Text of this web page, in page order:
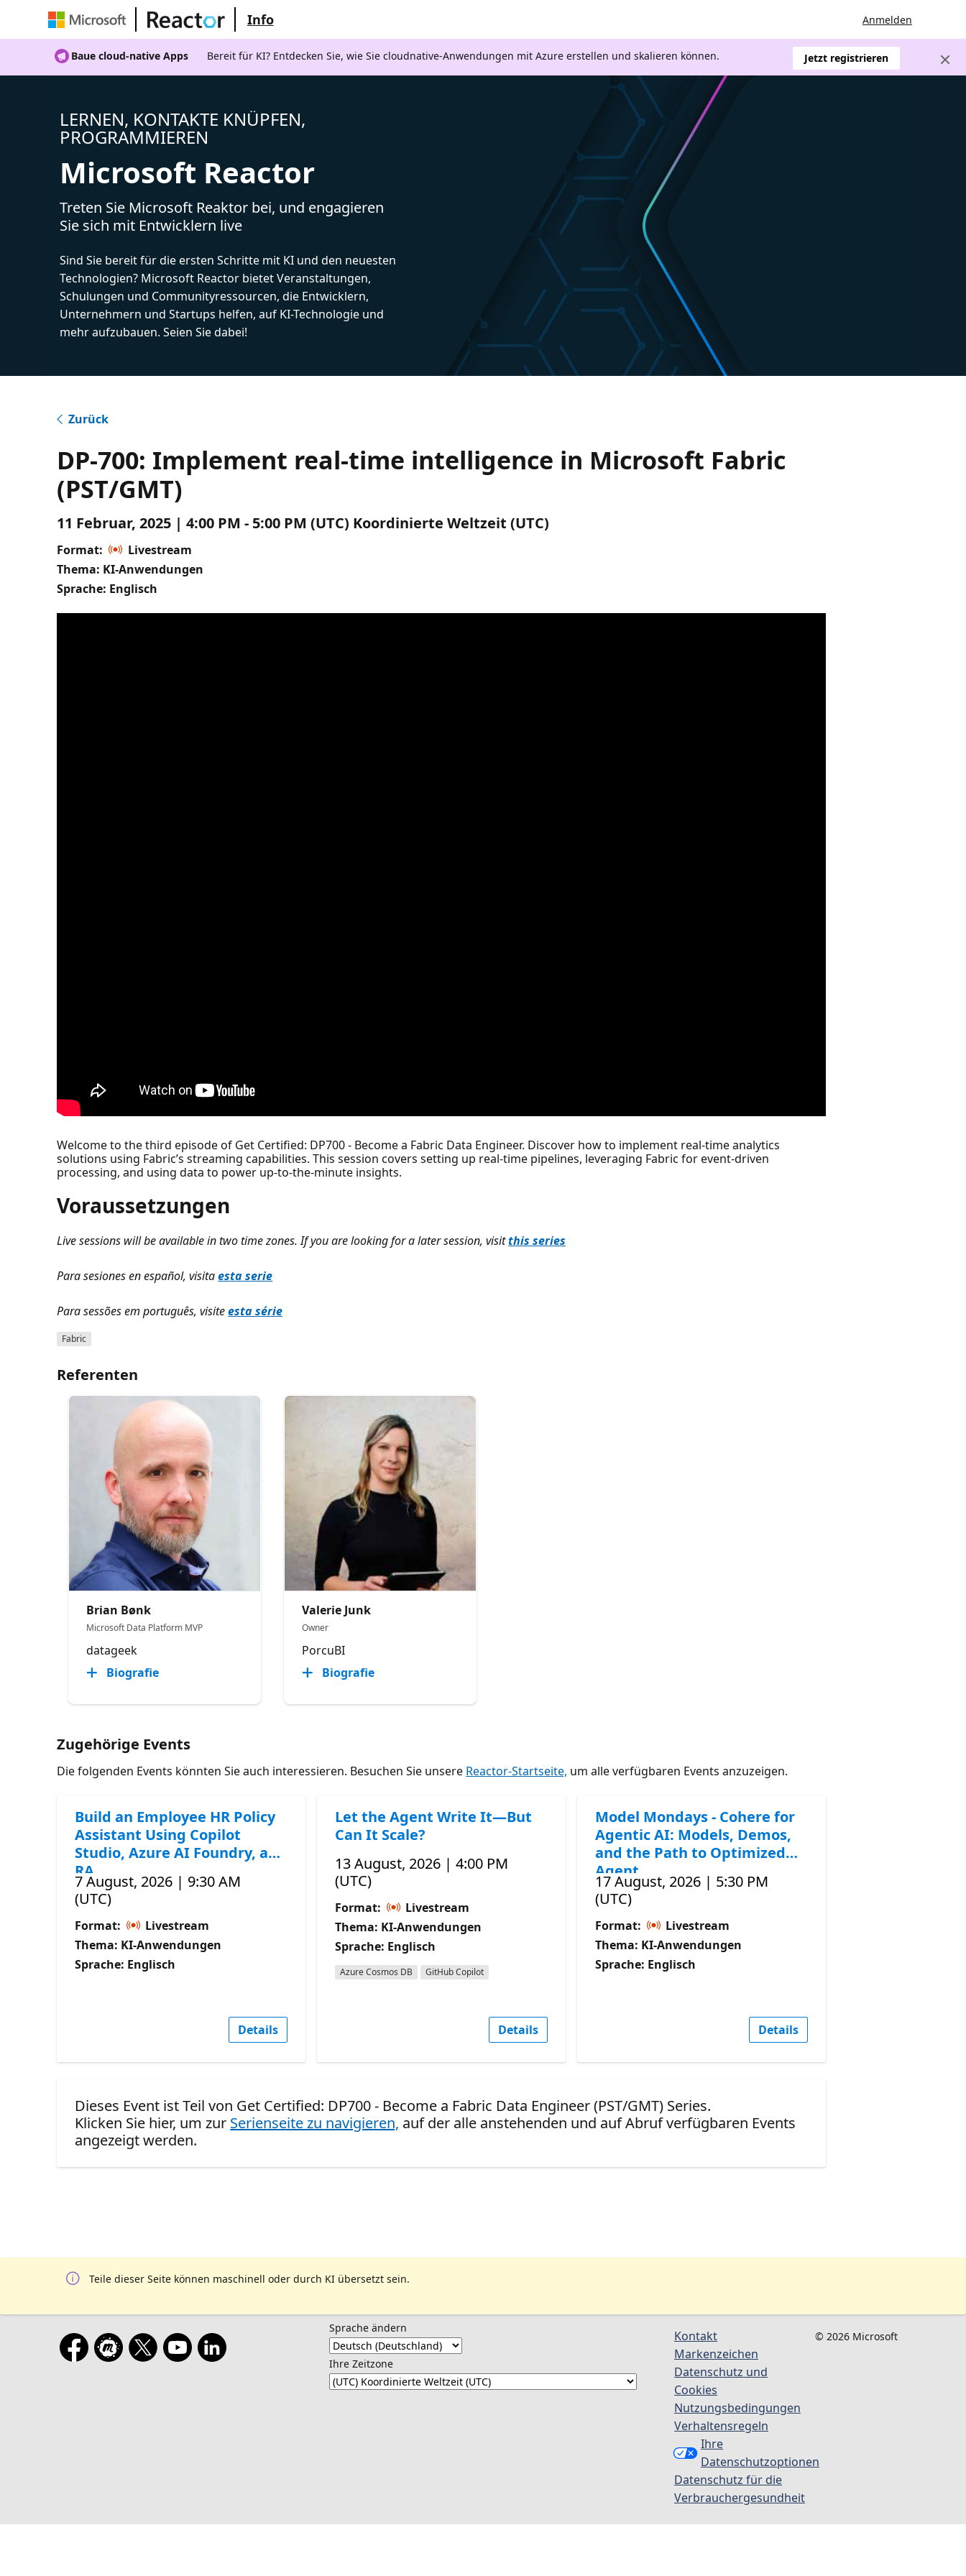
Info Anmelden
Baue cloud-native Apps Bereit für KI? Entdecken Sie, wie Sie cloudnative-Anwendungen mit Azure erstellen und skalieren können. Jetzt registrieren
LERNEN, KONTAKTE KNÜPFEN,
PROGRAMMIEREN
Microsoft Reactor
Treten Sie Microsoft Reaktor bei, und engagieren
Sie sich mit Entwicklern live
Sind Sie bereit für die ersten Schritte mit KI und den neuesten
Technologien? Microsoft Reactor bietet Veranstaltungen,
Schulungen und Communityressourcen, die Entwicklern,
Unternehmern und Startups helfen, auf KI-Technologie und
mehr aufzubauen. Seien Sie dabei!
Zurück
DP-700: Implement real-time intelligence in Microsoft Fabric
(PST/GMT)
11 Februar, 2025 | 4:00 PM - 5:00 PM (UTC) Koordinierte Weltzeit (UTC)
Format:
Livestream
Thema: KI-Anwendungen
Sprache: Englisch
Welcome to the third episode of Get Certified: DP700 - Become a Fabric Data Engineer. Discover how to implement real-time analytics
solutions using Fabric’s streaming capabilities. This session covers setting up real-time pipelines, leveraging Fabric for event-driven
processing, and using data to power up-to-the-minute insights.
Voraussetzungen
Live sessions will be available in two time zones. If you are looking for a later session, visitthis series
Para sesiones en español, visitaesta serie
Para sessões em português, visiteesta série
Fabric
Referenten
Brian Bønk
Microsoft Data Platform MVP
datageek
Biografie
Valerie Junk
Owner
PorcuBI
Biografie
Zugehörige Events
Die folgenden Events könnten Sie auch interessieren. Besuchen Sie unsere Reactor-Startseite, um alle verfügbaren Events anzuzeigen.
Build an Employee HR Policy
Assistant Using Copilot
Studio, Azure AI Foundry, and
RA
7 August, 2026 | 9:30 AM
(UTC)
Format:
Livestream
Thema: KI-Anwendungen
Sprache: Englisch
Details
Let the Agent Write It—But
Can It Scale?
13 August, 2026 | 4:00 PM
(UTC)
Format:
Livestream
Thema: KI-Anwendungen
Sprache: Englisch
Azure Cosmos DB GitHub Copilot
Details
Model Mondays - Cohere for
Agentic AI: Models, Demos,
and the Path to Optimized
Agent
17 August, 2026 | 5:30 PM
(UTC)
Format:
Livestream
Thema: KI-Anwendungen
Sprache: Englisch
Details
Dieses Event ist Teil von Get Certified: DP700 - Become a Fabric Data Engineer (PST/GMT) Series.
Klicken Sie hier, um zur Serienseite zu navigieren, auf der alle anstehenden und auf Abruf verfügbaren Events
angezeigt werden.
Teile dieser Seite können maschinell oder durch KI übersetzt sein.
Sprache ändern
Ihre Zeitzone
Kontakt
Markenzeichen
Datenschutz und
Cookies
Nutzungsbedingungen
Verhaltensregeln
Ihre
Datenschutzoptionen
Datenschutz für die
Verbrauchergesundheit
© 2026 Microsoft